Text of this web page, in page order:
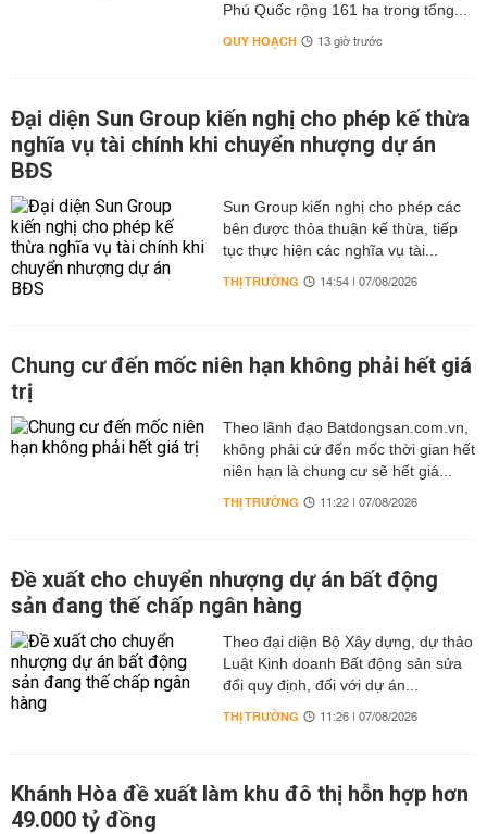
Phú Quốc rộng 161 ha trong tổng...
QUY HOẠCH 13 giờ trước
Đại diện Sun Group kiến nghị cho phép kế thừa
nghĩa vụ tài chính khi chuyển nhượng dự án
BĐS
Sun Group kiến nghị cho phép các
bên được thỏa thuận kế thừa, tiếp
tục thực hiện các nghĩa vụ tài...
THỊ TRƯỜNG 14:54 | 07/08/2026
Chung cư đến mốc niên hạn không phải hết giá
trị
Theo lãnh đạo Batdongsan.com.vn,
không phải cứ đến mốc thời gian hết
niên hạn là chung cư sẽ hết giá...
THỊ TRƯỜNG 11:22 | 07/08/2026
Đề xuất cho chuyển nhượng dự án bất động
sản đang thế chấp ngân hàng
Theo đại diện Bộ Xây dựng, dự thảo
Luật Kinh doanh Bất động sản sửa
đổi quy định, đối với dự án...
THỊ TRƯỜNG 11:26 | 07/08/2026
Khánh Hòa đề xuất làm khu đô thị hỗn hợp hơn
49.000 tỷ đồng